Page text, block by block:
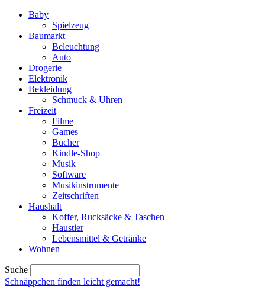
Baby
Spielzeug
Baumarkt
Beleuchtung
Auto
Drogerie
Elektronik
Bekleidung
Schmuck & Uhren
Freizeit
Filme
Games
Bücher
Kindle-Shop
Musik
Software
Musikinstrumente
Zeitschriften
Haushalt
Koffer, Rucksäcke & Taschen
Haustier
Lebensmittel & Getränke
Wohnen
Suche
Schnäppchen finden leicht gemacht!